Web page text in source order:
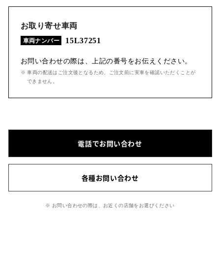
お取り寄せ車両
車両ナンバー 15L37251
お問い合わせの際は、上記の番号をお伝えください。
※ 車両の配送はご注文後となるため、ご注文前に実車を確認いただくことが
できません。
電話でお問い合わせ
各種お問い合わせ
※ お問い合わせの際は、お近くの店舗をお選びください